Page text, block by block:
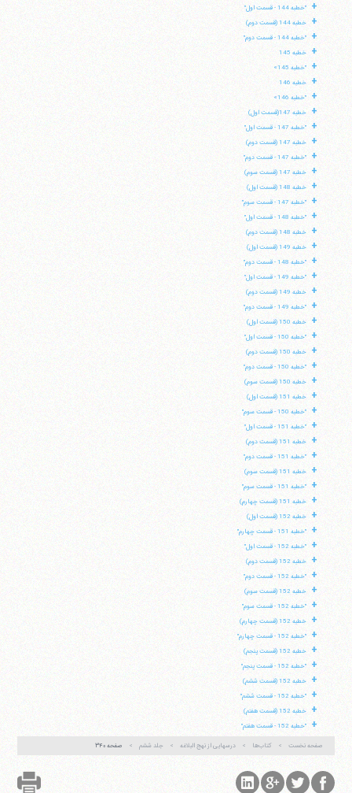
+ "خطبه 144 - قسمت اول"
+ خطبه 144 (قسمت دوم)
+ "خطبه 144 - قسمت دوم"
+ خطبه 145
+ "خطبه 145»
+ خطبه 146
+ "خطبه 146»
+ خطبه 147(قسمت اول)
+ "خطبه 147 - قسمت اول"
+ خطبه 147 (قسمت دوم)
+ "خطبه 147 - قسمت دوم"
+ خطبه 147 (قسمت سوم)
+ خطبه 148 (قسمت اول)
+ "خطبه 147 - قسمت سوم"
+ "خطبه 148 - قسمت اول"
+ خطبه 148 (قسمت دوم)
+ خطبه 149 (قسمت اول)
+ "خطبه 148 - قسمت دوم"
+ "خطبه 149 - قسمت اول"
+ خطبه 149 (قسمت دوم)
+ "خطبه 149 - قسمت دوم"
+ خطبه 150 (قسمت اول)
+ "خطبه 150 - قسمت اول"
+ خطبه 150 (قسمت دوم)
+ "خطبه 150 - قسمت دوم"
+ خطبه 150 (قسمت سوم)
+ خطبه 151 (قسمت اول)
+ "خطبه 150 - قسمت سوم"
+ "خطبه 151 - قسمت اول"
+ خطبه 151 (قسمت دوم)
+ "خطبه 151 - قسمت دوم"
+ خطبه 151 (قسمت سوم)
+ "خطبه 151 - قسمت سوم"
+ خطبه 151 (قسمت چهارم)
+ خطبه 152 (قسمت اول)
+ "خطبه 151 - قسمت چهارم"
+ "خطبه 152 - قسمت اول"
+ خطبه 152 (قسمت دوم)
+ "خطبه 152 - قسمت دوم"
+ خطبه 152 (قسمت سوم)
+ "خطبه 152 - قسمت سوم"
+ خطبه 152 (قسمت چهارم)
+ "خطبه 152 - قسمت چهارم"
+ خطبه 152 (قسمت پنجم)
+ "خطبه 152 - قسمت پنجم"
+ خطبه 152 (قسمت ششم)
+ "خطبه 152 - قسمت ششم"
+ خطبه 152 (قسمت هفتم)
+ "خطبه 152 - قسمت هفتم"
صفحه نخست کتاب‌ها درسهایی از نهج البلاغه جلد ششم صفحه ۳۴۰